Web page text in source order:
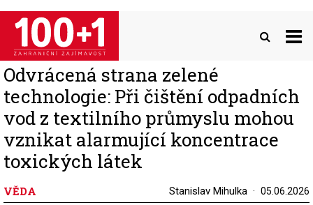
Přejít
hlavnímu
obsahu
Odvrácená strana zelené
technologie: Při čištění odpadních
vod z textilního průmyslu mohou
vznikat alarmující koncentrace
toxických látek
VĚDA Stanislav Mihulka 05.06.2026